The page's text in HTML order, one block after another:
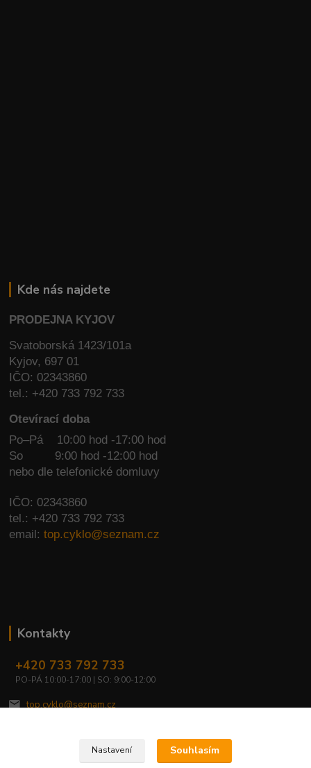
Kde nás najdete
PRODEJNA KYJOV
Svatoborská 1423/101a
Kyjov, 697 01
IČO: 02343860
tel.: +420 733 792 733
Otevírací doba
Po–Pá 10:00 hod -17:00 hod
So
9:00 hod -12:00 hod
nebo dle telefonické domluvy
IČO: 02343860
tel.: +420 733 792 733
email:top.cyklo@seznam.cz
Kontakty
+420 733 792 733
PO-PÁ 10:00-17:00 | SO: 9:00-12:00
top.cyklo@seznam.cz
Nastavení Souhlasím